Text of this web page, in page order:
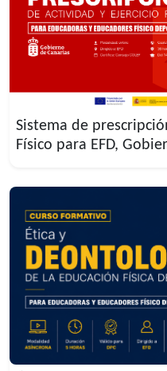
Sistema de
Físico para EFD,